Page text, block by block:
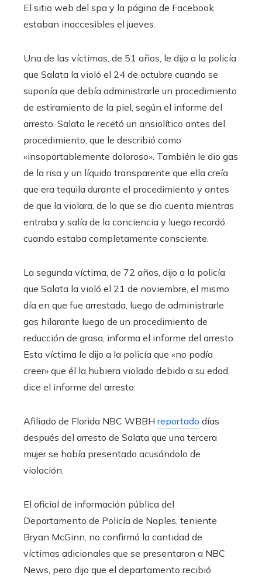
El sitio web del spa y la página de Facebook
estaban inaccesibles el jueves.
Una de las víctimas, de 51 años, le dijo a la policía
que Salata la violó el 24 de octubre cuando se
suponía que debía administrarle un procedimiento
de estiramiento de la piel, según el informe del
arresto. Salata le recetó un ansiolítico antes del
procedimiento, que le describió como
«insoportablemente doloroso». También le dio gas
de la risa y un líquido transparente que ella creía
que era tequila durante el procedimiento y antes
de que la violara, de lo que se dio cuenta mientras
entraba y salía de la conciencia y luego recordó
cuando estaba completamente consciente.
La segunda víctima, de 72 años, dijo a la policía
que Salata la violó el 21 de noviembre, el mismo
día en que fue arrestada, luego de administrarle
gas hilarante luego de un procedimiento de
reducción de grasa, informa el informe del arresto.
Esta víctima le dijo a la policía que «no podía
creer» que él la hubiera violado debido a su edad,
dice el informe del arresto.
Afiliado de Florida NBC WBBH reportado días
después del arresto de Salata que una tercera
mujer se había presentado acusándolo de
violación.
El oficial de información pública del
Departamento de Policía de Naples, teniente
Bryan McGinn, no confirmó la cantidad de
víctimas adicionales que se presentaron a NBC
News, pero dijo que el departamento recibió